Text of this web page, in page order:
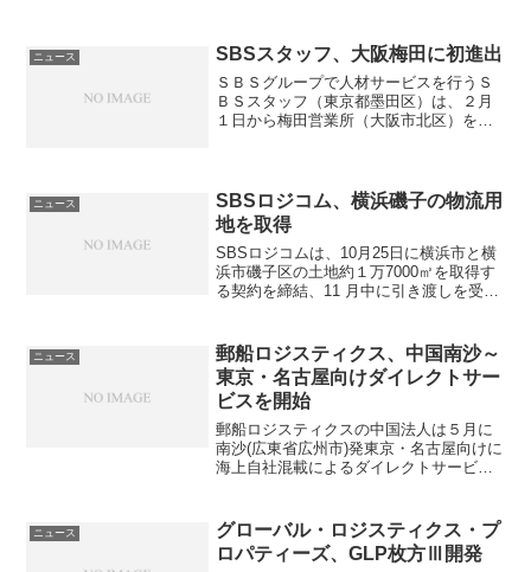
ニュース SBSスタッフ、大阪梅田に初進出
ＳＢＳグループで人材サービスを行うＳ
ＢＳスタッフ（東京都墨田区）は、２月
１日から梅田営業所（大阪市北区）を開
開。今回、大阪周辺エ...
ニュース
SBSロジコム、横浜磯子の物流用
地を取得
SBSロジコムは、10月25日に横浜市と横
浜市磯子区の土地約１万7000㎡を取得す
る契約を締結、11 月中に引き渡しを受け
秋にかけての竣工を予定している。この
土地は...
ニュース
郵船ロジスティクス、中国南沙～
東京・名古屋向けダイレクトサー
ビスを開始
郵船ロジスティクスの中国法人は５月に
南沙(広東省広州市)発東京・名古屋向けに
海上自社混載によるダイレクトサービス
し、同地で本船搭載後日本向けに出荷し
ていたため、約15日の...
ニュース
グローバル・ロジスティクス・プ
ロパティーズ、GLP枚方Ⅲ開発